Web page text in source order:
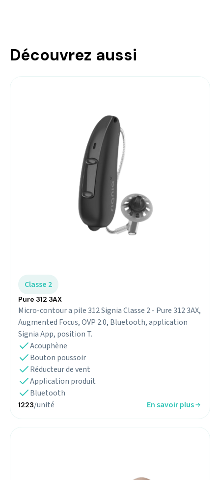
Découvrez aussi
Classe 2
Pure 312 3AX
Micro-contour a pile 312 Signia Classe 2 - Pure 312 3AX,
Augmented Focus, OVP 2.0, Bluetooth, application
Signia App, position T.
Acouphène
Bouton poussoir
Réducteur de vent
Application produit
Bluetooth
1223/unité En savoir plus